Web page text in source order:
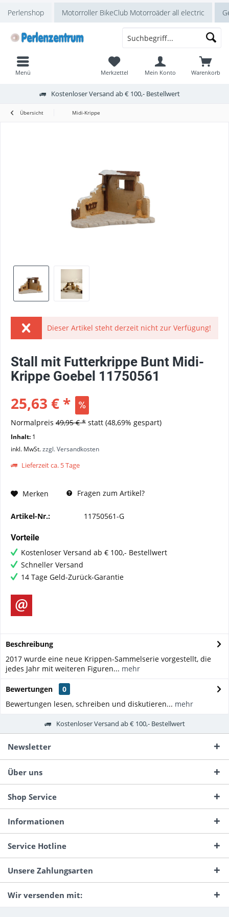
Perlenshop Motorroller BikeClub Motorroäder all electric
Kostenloser Versand ab € 100,- Bestellwert
Warenkorb
Merkzettel Mein Konto
Menü
Übersicht Midi-Krippe
Dieser Artikel steht derzeit nicht zur Verfügung!
Stall mit Futterkrippe Bunt Midi-
Krippe Goebel 11750561
25,63 € *
Normalpreis 49,95 € * statt (48,69% gespart)
Inhalt: 1
inkl. MwSt.zzgl. Versandkosten
Lieferzeit ca. 5 Tage
Merken Fragen zum Artikel?
Artikel-Nr.: 11750561-G
Vorteile
Kostenloser Versand ab € 100,- Bestellwert
Schneller Versand
14 Tage Geld-Zurück-Garantie
Beschreibung
2017 wurde eine neue Krippen-Sammelserie vorgestellt, die
jedes Jahr mit weiteren Figuren... mehr
Bewertungen
0
Bewertungen lesen, schreiben und diskutieren... mehr
Kostenloser Versand ab € 100,- Bestellwert
Newsletter
Über uns
Shop Service
Informationen
Service Hotline
Unsere Zahlungsarten
Wir versenden mit: